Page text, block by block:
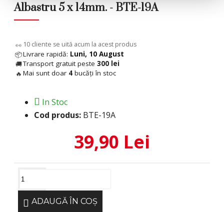
Albastru 5 x 14mm. - BTE-19A
👀 10 cliente se uită acum la acest produs
📦Livrare rapidă: Luni, 10 August
🚚Transport gratuit peste 300 lei
🔥 Mai sunt doar 4 bucăți în stoc
In Stoc
Cod produs: BTE-19A
39,90 Lei
ADAUGĂ ÎN COŞ